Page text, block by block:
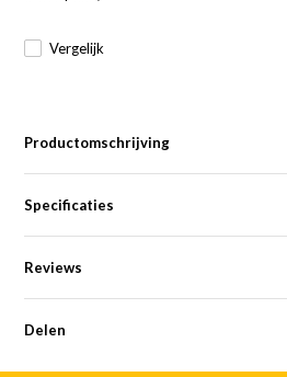
Vergelijk
Productomschrijving
Specificaties
Reviews
Delen